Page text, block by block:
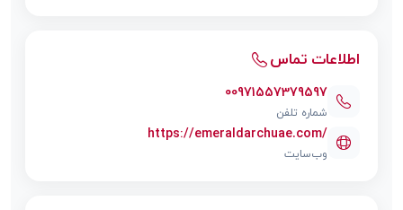
اطلاعات تماس
00971557379597
شماره تلفن
https://emeraldarchuae.com/
وب‌سایت